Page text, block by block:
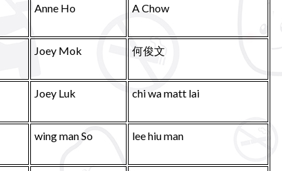
Anne Ho A Chow
Joey Mok 何俊文
Joey Luk chi wa matt lai
wing man So lee hiu man